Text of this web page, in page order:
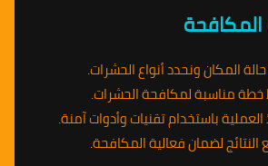
المكان ونحدد أنواع الحشرات.
خطة مناسبة لمكافحة الحشرات.
العملية باستخدام تقنيات وأدوات آمنة.
النتائج لضمان فعالية المكافحة.